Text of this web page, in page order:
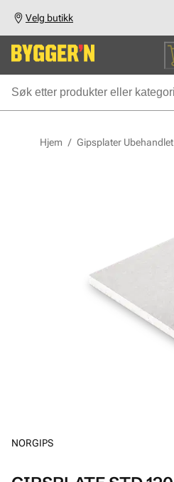
Velg butikk
Hjem / Gipsplater Ubehandlet
NORGIPS